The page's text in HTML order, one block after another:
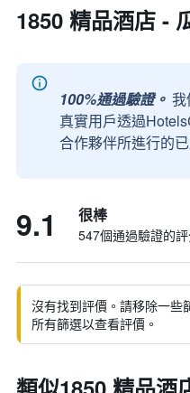
1850 精品酒店 -
100%通過驗證。 我
真實用戶透過
合作夥伴所進行的
9.1 很棒
547個通過驗證的
沒有找到評價。請移除一些
所有篩選以查看評價。